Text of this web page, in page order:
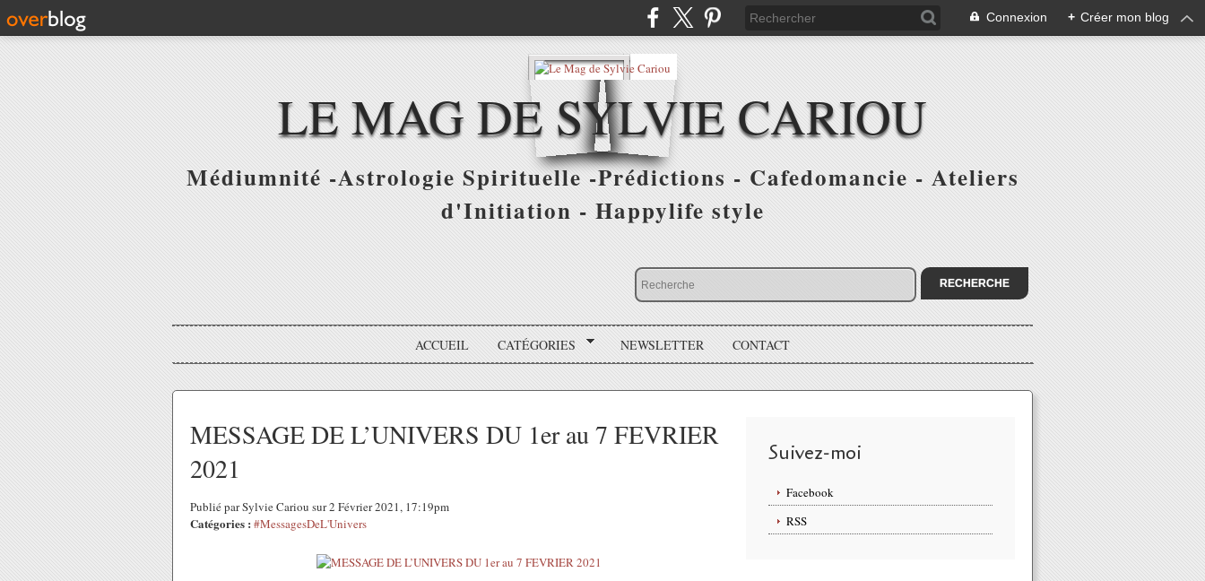
Connexion + Créer mon blog
LE MAG DE SYLVIE CARIOU
Médiumnité -Astrologie Spirituelle -Prédictions - Cafedomancie - Ateliers
d'Initiation - Happylife style
ACCUEIL CATÉGORIES NEWSLETTER CONTACT
MESSAGE DE L’UNIVERS DU 1er au 7 FEVRIER
2021
Publié par Sylvie Cariou sur 2 Février 2021, 17:19pm
Catégories : #MessagesDeL'Univers
Suivez-moi
Facebook
RSS